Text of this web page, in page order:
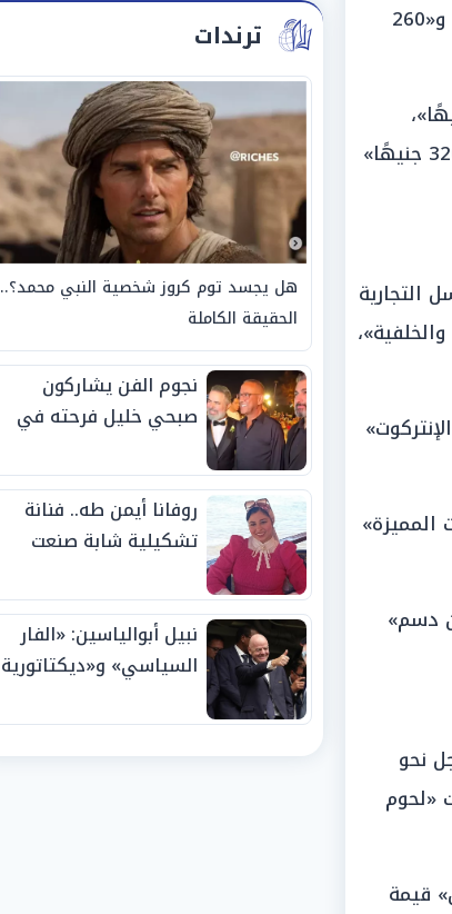
وسلاسل «وطنية» ومنافذ «سوبر توفير» سجلت نحو «280 جنيهًا» للمفروم، و«260
لتسجل اللحوم مستوى «330 جنيهًا»،
و«اللحوم الضاني» نحو «350 جنيهًا»، بينما بلغ «اللحم الجملي» مستوى «320 جنيهًا»
التجارية
«400 جنيه»، وبلغ «الإنتركوت»
المميزة»
بدون دسم»
نحو
«600 جنيه»، وبلغت «لحوم
السن» قيمة
ترندات
هل يجسد توم كروز شخصية النبي محمد؟..
الحقيقة الكاملة
نجوم الفن يشاركون
صبحي خليل فرحته في
روفانا أيمن طه.. فنانة
تشكيلية شابة صنعت
الجوائز منذ الصغر
نبيل أبوالياسين: «الفار
السياسي» و«ديكتاتورية
الفيفا».. وإقالة